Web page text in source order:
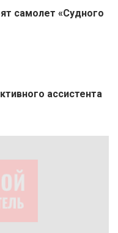
самолет «Судного
ассистента